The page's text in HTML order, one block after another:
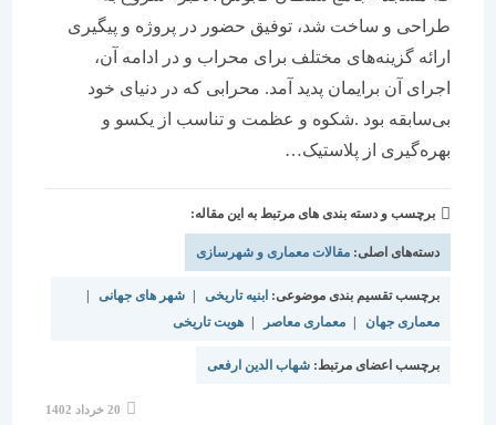
‎طراحی‎ ‎و‎ ‎ساخت شد،‎ ‎توفیق‎ ‎حضور‎ ‎در‎ ‎پروژه‎ ‎و‎ ‎پیگیری‎
‎ارائه‎ ‎گزینه‌های‎ ‎مختلف‎ ‎برای‎ ‎محراب‎ ‎و‎ ‎در‎ ‎ادامه‎ ‎آن،‎
‎اجرای‎ ‎آن‎ ‎برایمان پدید‎ ‎آمد. ‎محرابی‎ ‎که‎ ‎در‎ ‎دنیای‎ ‎خود‎
‎بی‌سابقه‎ ‎بود‎. ‎شکوه‎ ‎و‎ ‎عظمت‎ ‎و‎ ‎تناسب‎ ‎از‎ ‎یکسو‎ ‎و‎
برچسب و دسته بندی های مرتبط به این مقاله:
دسته‌های اصلی:مقالات معماری و شهرسازی
برچسب تقسیم بندی موضوعی:ابنیه تاریخی | شهر های جهانی
|
معماری جهان
| معماری معاصر | هویت تاریخی
برچسب اعضای مرتبط: شهاب الدین ارفعی